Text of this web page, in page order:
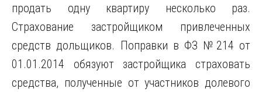
продать одну квартиру несколько раз.
Страхование застройщиком привлеченных
средств дольщиков. Поправки в ФЗ №214 от
01.01.2014 обязуют застройщика страховать
средства, полученные от участников долевого